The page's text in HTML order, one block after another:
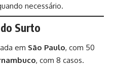
necessário.
Surto
em São Paulo, com 50
, com 8 casos.